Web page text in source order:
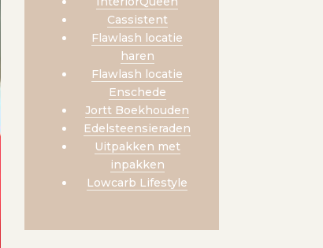
Cassistent
Flawlash locatie
haren
Flawlash locatie
Enschede
Jortt Boekhouden
Edelsteensieraden
Uitpakken met
inpakken
Lowcarb Lifestyle